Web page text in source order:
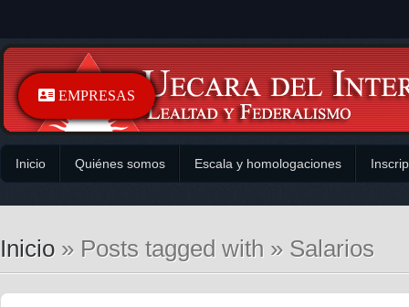
Inicio Quiénes somos Escala y homologaciones
Inicio » Posts tagged with » Salarios
EMPRESAS